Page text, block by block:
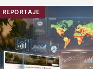
REPORTAJE